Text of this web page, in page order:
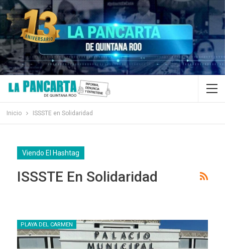
Inicio ISSSTE en Solidaridad
Viendo El Hashtag
ISSSTE En Solidaridad
PLAYA DEL CARMEN